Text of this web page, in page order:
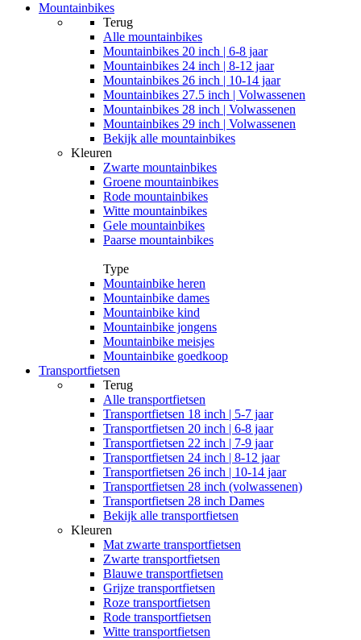
Mountainbikes
Terug
Alle mountainbikes
Mountainbikes 20 inch | 6-8 jaar
Mountainbikes 24 inch | 8-12 jaar
Mountainbikes 26 inch | 10-14 jaar
Mountainbikes 27.5 inch | Volwassenen
Mountainbikes 28 inch | Volwassenen
Mountainbikes 29 inch | Volwassenen
Bekijk alle mountainbikes
Kleuren
Zwarte mountainbikes
Groene mountainbikes
Rode mountainbikes
Witte mountainbikes
Gele mountainbikes
Paarse mountainbikes
Type
Mountainbike heren
Mountainbike dames
Mountainbike kind
Mountainbike jongens
Mountainbike meisjes
Mountainbike goedkoop
Transportfietsen
Terug
Alle transportfietsen
Transportfietsen 18 inch | 5-7 jaar
Transportfietsen 20 inch | 6-8 jaar
Transportfietsen 22 inch | 7-9 jaar
Transportfietsen 24 inch | 8-12 jaar
Transportfietsen 26 inch | 10-14 jaar
Transportfietsen 28 inch (volwassenen)
Transportfietsen 28 inch Dames
Bekijk alle transportfietsen
Kleuren
Mat zwarte transportfietsen
Zwarte transportfietsen
Blauwe transportfietsen
Grijze transportfietsen
Roze transportfietsen
Rode transportfietsen
Witte transportfietsen